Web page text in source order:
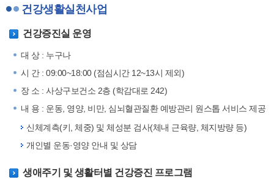
건강생활실천사업
건강증진실 운영
대 상 : 누구나
시 간 : 09:00~18:00 (점심시간 12~13시 제외)
장 소 : 사상구보건소 2층 (학감대로 242)
내 용 : 운동, 영양, 비만, 심뇌혈관질환 예방관리 원스톱 서비스 제공
신체계측(키, 체중) 및 체성분 검사(체내 근육량, 체지방량 등)
개인별 운동·영양 안내 및 상담
생애주기 및 생활터별 건강증진 프로그램